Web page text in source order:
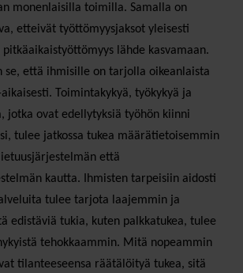
monenlaisilla toimilla. Samalla on
etteivät työttömyysjaksot yleisesti
lähde kasvamaan.
se, että ihmisille on tarjolla oikeanlaista
Toimintakykyä, työkykyä ja
jotka ovat edellytyksiä työhön kiinni
tulee jatkossa tukea määrätietoisemmin
että
kautta. Ihmisten tarpeisiin aidosti
tulee tarjota laajemmin ja
edistäviä tukia, kuten palkkatukea, tulee
tehokkaammin. Mitä nopeammin
tilanteeseensa räätälöityä tukea, sitä